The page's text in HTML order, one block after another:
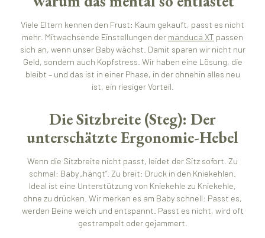
Viele Eltern kennen den Frust: Kaum gekauft, passt es nicht
mehr. Mitwachsende Einstellungen der manduca XT passen
sich an, wenn unser Baby wächst. Damit sparen wir nicht nur
Geld, sondern auch Kopfstress. Wir haben eine Lösung, die
bleibt – und das ist in einer Phase, in der ohnehin alles neu
ist, ein riesiger Vorteil.
Die Sitzbreite (Steg): Der
unterschätzte Ergonomie-Hebel
Wenn die Sitzbreite nicht passt, leidet der Sitz sofort. Zu
schmal: Baby „hängt“. Zu breit: Druck in den Kniekehlen.
Ideal ist eine Unterstützung von Kniekehle zu Kniekehle,
ohne zu drücken. Wir merken es am Baby schnell: Passt es,
werden Beine weich und entspannt. Passt es nicht, wird oft
gestrampelt oder gejammert.